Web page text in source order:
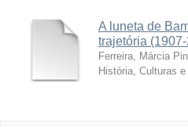
A luneta de
trajetória
Ferreira, Márcia
História, Culturas